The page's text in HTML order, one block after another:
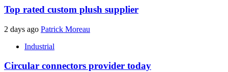
Top rated custom plush supplier
2 days ago Patrick Moreau
Industrial
Circular connectors provider today